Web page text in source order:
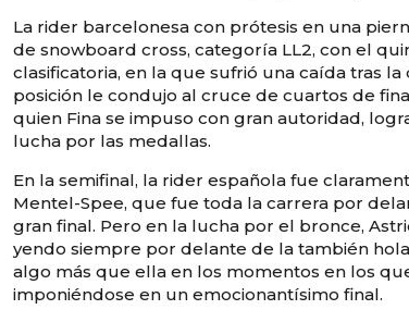
La rider barcelonesa con prótesis en una
de snowboard cross, categoría LL2, con el
clasificatoria, en la que sufrió una caída tras
posición le condujo al cruce de cuartos de
quien Fina se impuso con gran autoridad,
lucha por las medallas.
En la semifinal, la rider española fue
Mentel-Spee, que fue toda la carrera por
gran final. Pero en la lucha por el bronce,
yendo siempre por delante de la también
algo más que ella en los momentos en los
imponiéndose en un emocionantísimo final.